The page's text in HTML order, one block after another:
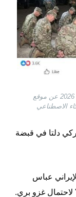
صورة ملتقطة من الشاشة في 6 آذار/مارس 2026 عن موقع
الاصطناعي
دلتا في قبضة
عباس